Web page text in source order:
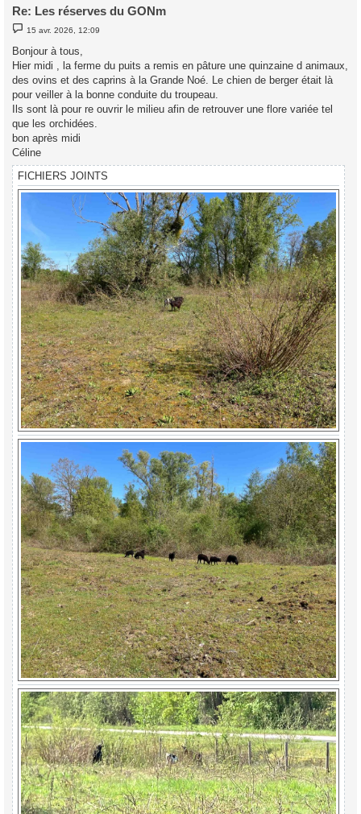
Re: Les réserves du GONm
M
e
s
a
e
15 avr. 2026, 12:09
Bonjour à tous,
Hier midi , la ferme du puits a remis en pâture une quinzaine d animaux,
des ovins et des caprins à la Grande Noé. Le chien de berger était là
pour veiller à la bonne conduite du troupeau.
Ils sont là pour re ouvrir le milieu afin de retrouver une flore variée tel
que les orchidées.
bon après midi
Céline
FICHIERS JOINTS